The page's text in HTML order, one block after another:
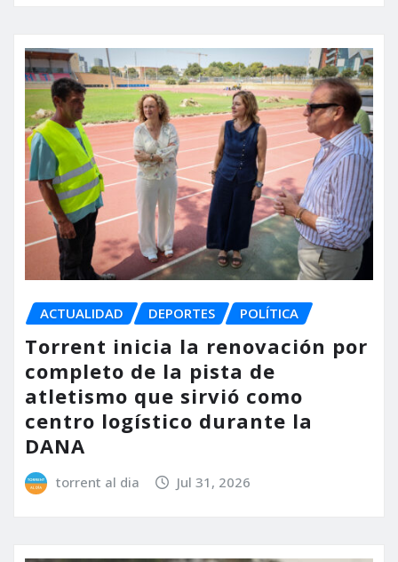
ACTUALIDAD DEPORTES POLÍTICA
Torrent inicia la renovación por
completo de la pista de
atletismo que sirvió como
centro logístico durante la
DANA
torrent al dia Jul 31, 2026